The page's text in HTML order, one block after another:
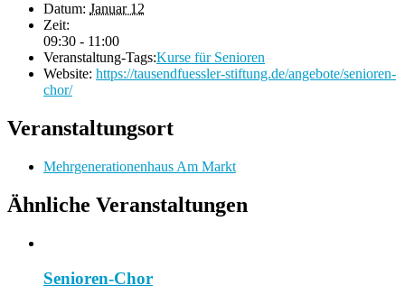
Datum: Januar 12
Zeit:
09:30 - 11:00
Veranstaltung-Tags:Kurse für Senioren
Website: https://tausendfuessler-stiftung.de/angebote/senioren-
chor/
Veranstaltungsort
Mehrgenerationenhaus Am Markt
Ähnliche Veranstaltungen
Senioren-Chor